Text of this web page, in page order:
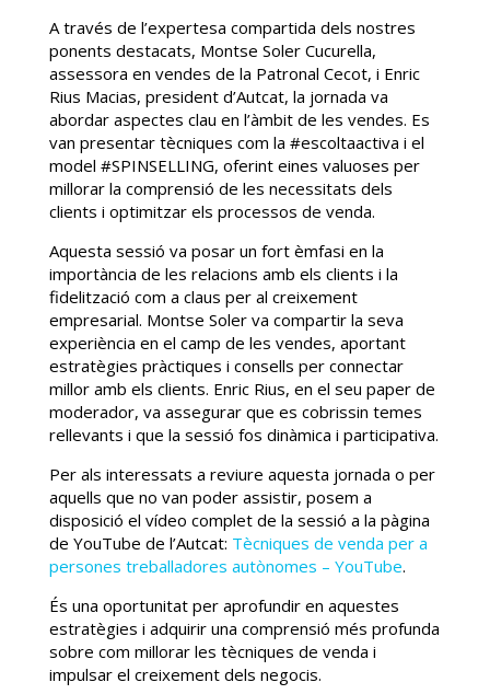
A través de l’expertesa compartida dels nostres
ponents destacats, Montse Soler Cucurella,
assessora en vendes de la Patronal Cecot, i Enric
Rius Macias, president d’Autcat, la jornada va
abordar aspectes clau en l’àmbit de les vendes. Es
van presentar tècniques com la #escoltaactiva i el
model #SPINSELLING, oferint eines valuoses per
millorar la comprensió de les necessitats dels
clients i optimitzar els processos de venda.
Aquesta sessió va posar un fort èmfasi en la
importància de les relacions amb els clients i la
fidelització com a claus per al creixement
empresarial. Montse Soler va compartir la seva
experiència en el camp de les vendes, aportant
estratègies pràctiques i consells per connectar
millor amb els clients. Enric Rius, en el seu paper de
moderador, va assegurar que es cobrissin temes
rellevants i que la sessió fos dinàmica i participativa.
Per als interessats a reviure aquesta jornada o per
aquells que no van poder assistir, posem a
disposició el vídeo complet de la sessió a la pàgina
de YouTube de l’Autcat: Tècniques de venda per a
persones treballadores autònomes – YouTube.
És una oportunitat per aprofundir en aquestes
estratègies i adquirir una comprensió més profunda
sobre com millorar les tècniques de venda i
impulsar el creixement dels negocis.